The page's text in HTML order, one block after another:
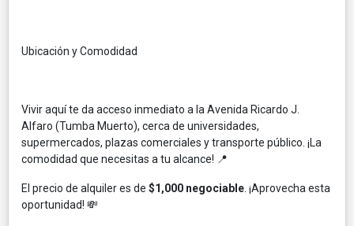
Ubicación y Comodidad
Vivir aquí te da acceso inmediato a la Avenida Ricardo J.
Alfaro (Tumba Muerto), cerca de universidades,
supermercados, plazas comerciales y transporte público. ¡La
comodidad que necesitas a tu alcance! 📍
El precio de alquiler es de $1,000 negociable . ¡Aprovecha esta
oportunidad! 💸